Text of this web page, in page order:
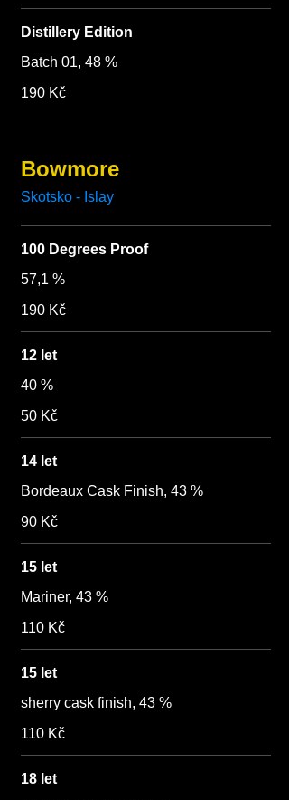
Distillery Edition
Batch 01, 48 %
190 Kč
Bowmore
Skotsko - Islay
100 Degrees Proof
57,1 %
190 Kč
12 let
40 %
50 Kč
14 let
Bordeaux Cask Finish, 43 %
90 Kč
15 let
Mariner, 43 %
110 Kč
15 let
sherry cask finish, 43 %
110 Kč
18 let